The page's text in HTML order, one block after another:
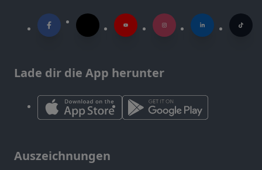
Lade dir die App herunter
Auszeichnungen